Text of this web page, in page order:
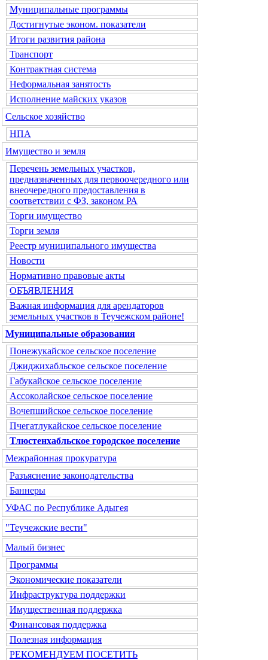
Муниципальные программы
Достигнутые эконом. показатели
Итоги развития района
Транспорт
Контрактная система
Неформальная занятость
Исполнение майских указов
Сельское хозяйство
НПА
Имущество и земля
Перечень земельных участков,
предназначенных для первоочередного или
внеочередного предоставления в
соответствии с ФЗ, законом РА
Торги имущество
Торги земля
Реестр муниципального имущества
Новости
Нормативно правовые акты
ОБЪЯВЛЕНИЯ
Важная информация для арендаторов
земельных участков в Теучежском районе!
Муниципальные образования
Понежукайское сельское поселение
Джиджихабльское сельское поселение
Габукайское сельское поселение
Ассоколайское сельское поселение
Вочепшийское сельское поселение
Пчегатлукайское сельское поселение
Тлюстенхабльское городское поселение
Межрайонная прокуратура
Разъяснение законодательства
Баннеры
УФАС по Республике Адыгея
"Теучежские вести"
Малый бизнес
Программы
Экономические показатели
Инфраструктура поддержки
Имущественная поддержка
Финансовая поддержка
Полезная информация
РЕКОМЕНДУЕМ ПОСЕТИТЬ